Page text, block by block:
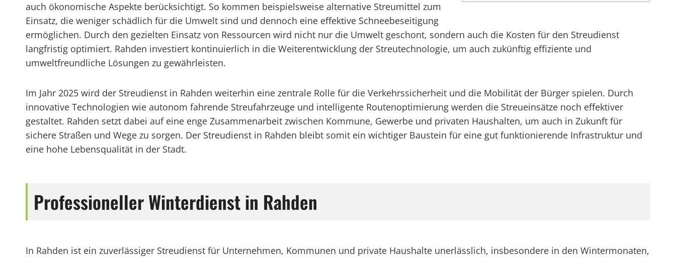
auch ökonomische Aspekte berücksichtigt. So kommen beispielsweise alternative Streumittel zum
Einsatz, die weniger schädlich für die Umwelt sind und dennoch eine effektive Schneebeseitigung
ermöglichen. Durch den gezielten Einsatz von Ressourcen wird nicht nur die Umwelt geschont, sondern auch die Kosten für den Streudienst
langfristig optimiert. Rahden investiert kontinuierlich in die Weiterentwicklung der Streutechnologie, um auch zukünftig effiziente und
umweltfreundliche Lösungen zu gewährleisten.
Im Jahr 2025 wird der Streudienst in Rahden weiterhin eine zentrale Rolle für die Verkehrssicherheit und die Mobilität der Bürger spielen. Durch
innovative Technologien wie autonom fahrende Streufahrzeuge und intelligente Routenoptimierung werden die Streueinsätze noch effektiver
gestaltet. Rahden setzt dabei auf eine enge Zusammenarbeit zwischen Kommune, Gewerbe und privaten Haushalten, um auch in Zukunft für
sichere Straßen und Wege zu sorgen. Der Streudienst in Rahden bleibt somit ein wichtiger Baustein für eine gut funktionierende Infrastruktur und
eine hohe Lebensqualität in der Stadt.
Professioneller Winterdienst in Rahden
In Rahden ist ein zuverlässiger Streudienst für Unternehmen, Kommunen und private Haushalte unerlässlich, insbesondere in den Wintermonaten,